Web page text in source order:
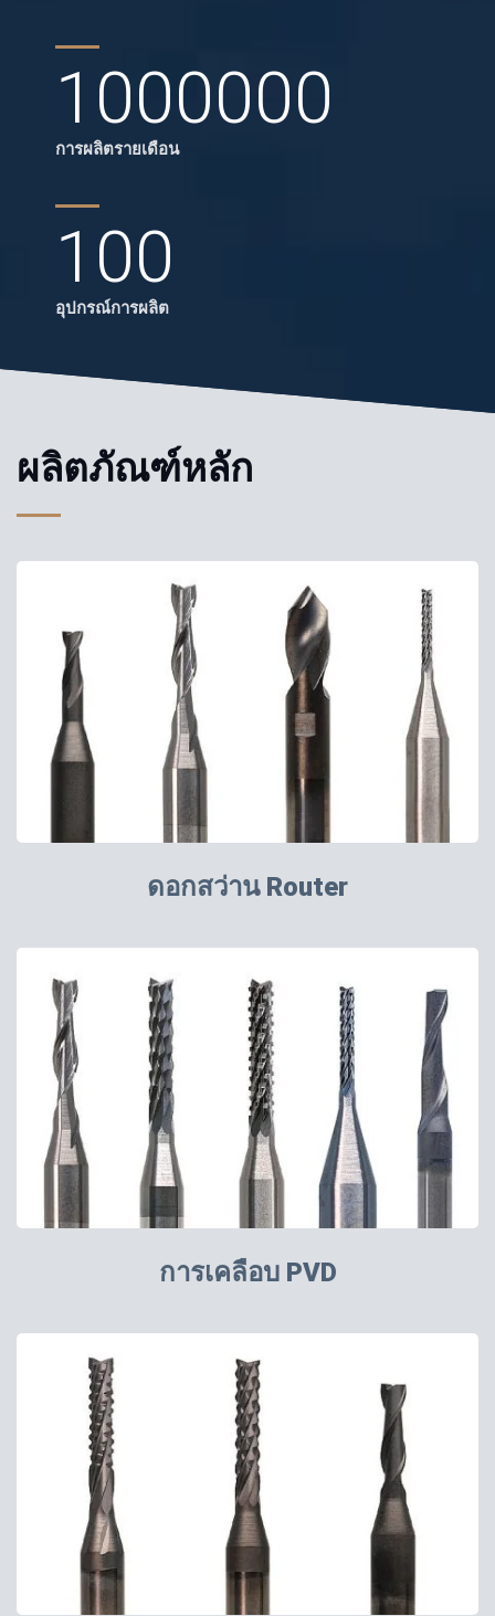
1000000
การผลิตรายเดือน
100
อุปกรณ์การผลิต
ผลิตภัณฑ์หลัก
ดอกสว่าน Router
การเคลือบ PVD